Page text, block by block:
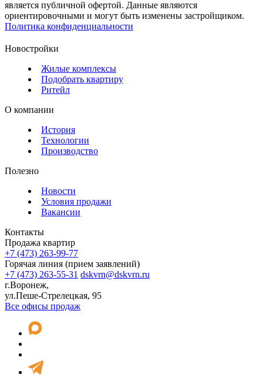
является публичной офертой. Данные являются
ориентировочными и могут быть изменены застройщиком.
Политика конфиденциальности
Новостройки
Жилые комплексы
Подобрать квартиру
Ритейл
О компании
История
Технологии
Производство
Полезно
Новости
Условия продажи
Вакансии
Контакты
Продажа квартир
+7 (473) 263-99-77
Горячая линия (прием заявлений)
+7 (473) 263-55-31 dskvrn@dskvrn.ru
г.Воронеж,
ул.Пеше-Стрелецкая, 95
Все офисы продаж